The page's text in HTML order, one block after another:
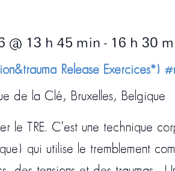
@ 13 h 45 min - 16 h 30
Release Exercices*)
de la Clé, Bruxelles, Belgique
le TRE. C'est une technique
qui utilise le tremblement